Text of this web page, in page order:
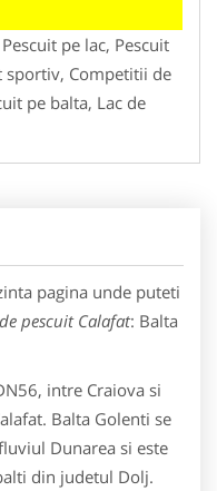
pe lac, Pescuit
sportiv, Competitii de
pe balta, Lac de
pagina unde puteti
pescuit Calafat: Balta
intre Craiova si
Balta Golenti se
Dunarea si este
din judetul Dolj.